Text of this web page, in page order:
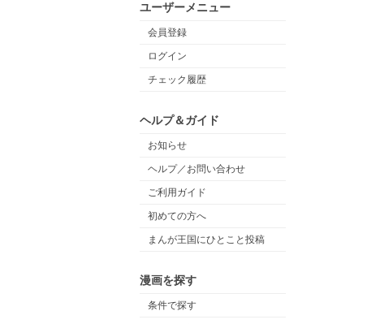
ユーザーメニュー
会員登録
ログイン
チェック履歴
ヘルプ＆ガイド
お知らせ
ヘルプ／お問い合わせ
ご利用ガイド
初めての方へ
まんが王国にひとこと投稿
漫画を探す
条件で探す